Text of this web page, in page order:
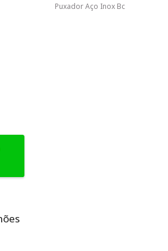
Puxador Aço Inox Bc